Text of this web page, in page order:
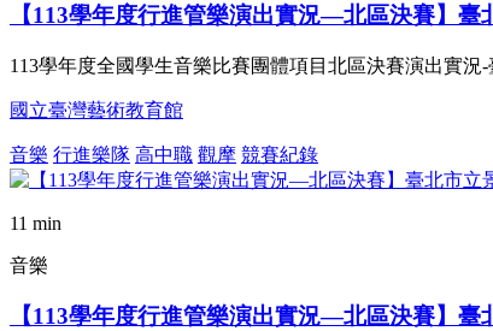
【113學年度行進管樂演出實況—北區決賽】臺
113學年度全國學生音樂比賽團體項目北區決賽演出實
國立臺灣藝術教育館
音樂 行進樂隊 高中職 觀摩 競賽紀錄
11 min
音樂
【113學年度行進管樂演出實況—北區決賽】臺